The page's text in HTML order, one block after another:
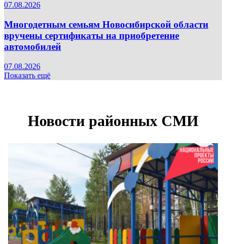
07.08.2026
Многодетным семьям Новосибирской области
вручены сертификаты на приобретение
автомобилей
07.08.2026
Показать ещё